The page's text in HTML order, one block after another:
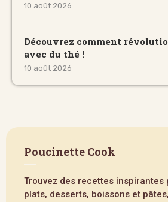
10 août 2026
Découvrez comment
avec du thé !
10 août 2026
Poucinette Cook
Trouvez des recettes inspirantes
plats, desserts, boissons et